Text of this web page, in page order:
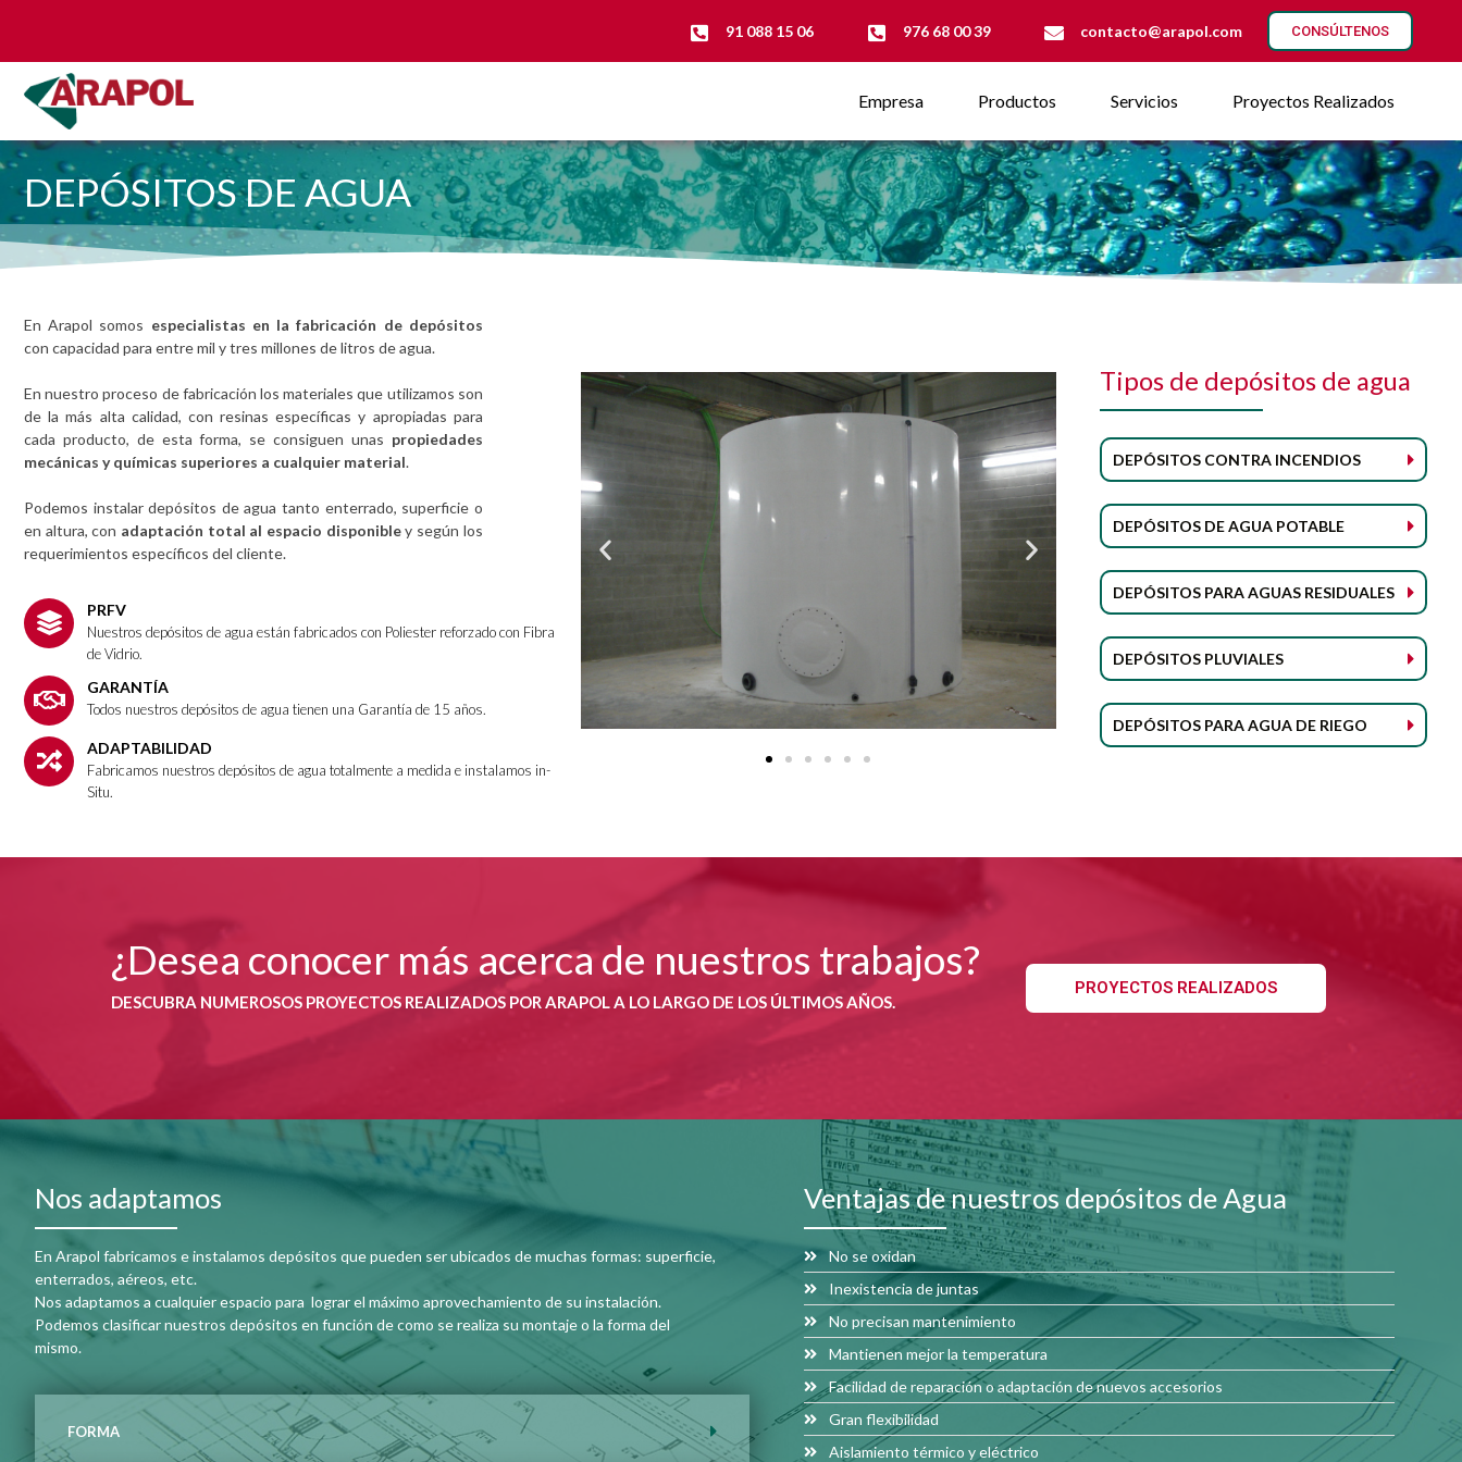
91 088 15 06 976 68 00 39 contacto@arapol.com CONSÚLTENOS
Empresa Productos Servicios Proyectos Realizados
DEPÓSITOS DE AGUA
En Arapol somos especialistas en la fabricación de depósitos
con capacidad para entre mil y tres millones de litros de agua.
En nuestro proceso de fabricación los materiales que utilizamos son
de la más alta calidad, con resinas específicas y apropiadas para
cada producto, de esta forma, se consiguen unas propiedades
mecánicas y químicas superiores a cualquier material.
Podemos instalar depósitos de agua tanto enterrado, superficie o
en altura, con adaptación total al espacio disponibley según los
requerimientos específicos del cliente.
PRFV
Nuestros depósitos de agua están fabricados con Poliester reforzado con Fibra
de Vidrio.
GARANTÍA
Todos nuestros depósitos de agua tienen una Garantía de 15 años.
ADAPTABILIDAD
Fabricamos nuestros depósitos de agua totalmente a medida e instalamos in-
Situ.
Tipos de depósitos de agua
DEPÓSITOS CONTRA INCENDIOS
DEPÓSITOS DE AGUA POTABLE
DEPÓSITOS PARA AGUAS RESIDUALES
DEPÓSITOS PLUVIALES
DEPÓSITOS PARA AGUA DE RIEGO
¿Desea conocer más acerca de nuestros trabajos?
DESCUBRA NUMEROSOS PROYECTOS REALIZADOS POR ARAPOL A LO LARGO DE LOS ÚLTIMOS AÑOS.
PROYECTOS REALIZADOS
Nos adaptamos
En Arapol fabricamos e instalamos depósitos que pueden ser ubicados de muchas formas: superficie,
enterrados, aéreos, etc.
Nos adaptamos a cualquier espacio para lograr el máximo aprovechamiento de su instalación.
Podemos clasificar nuestros depósitos en función de como se realiza su montaje o la forma del
mismo.
FORMA
Ventajas de nuestros depósitos de Agua
No se oxidan
Inexistencia de juntas
No precisan mantenimiento
Mantienen mejor la temperatura
Facilidad de reparación o adaptación de nuevos accesorios
Gran flexibilidad
Aislamiento térmico y eléctrico